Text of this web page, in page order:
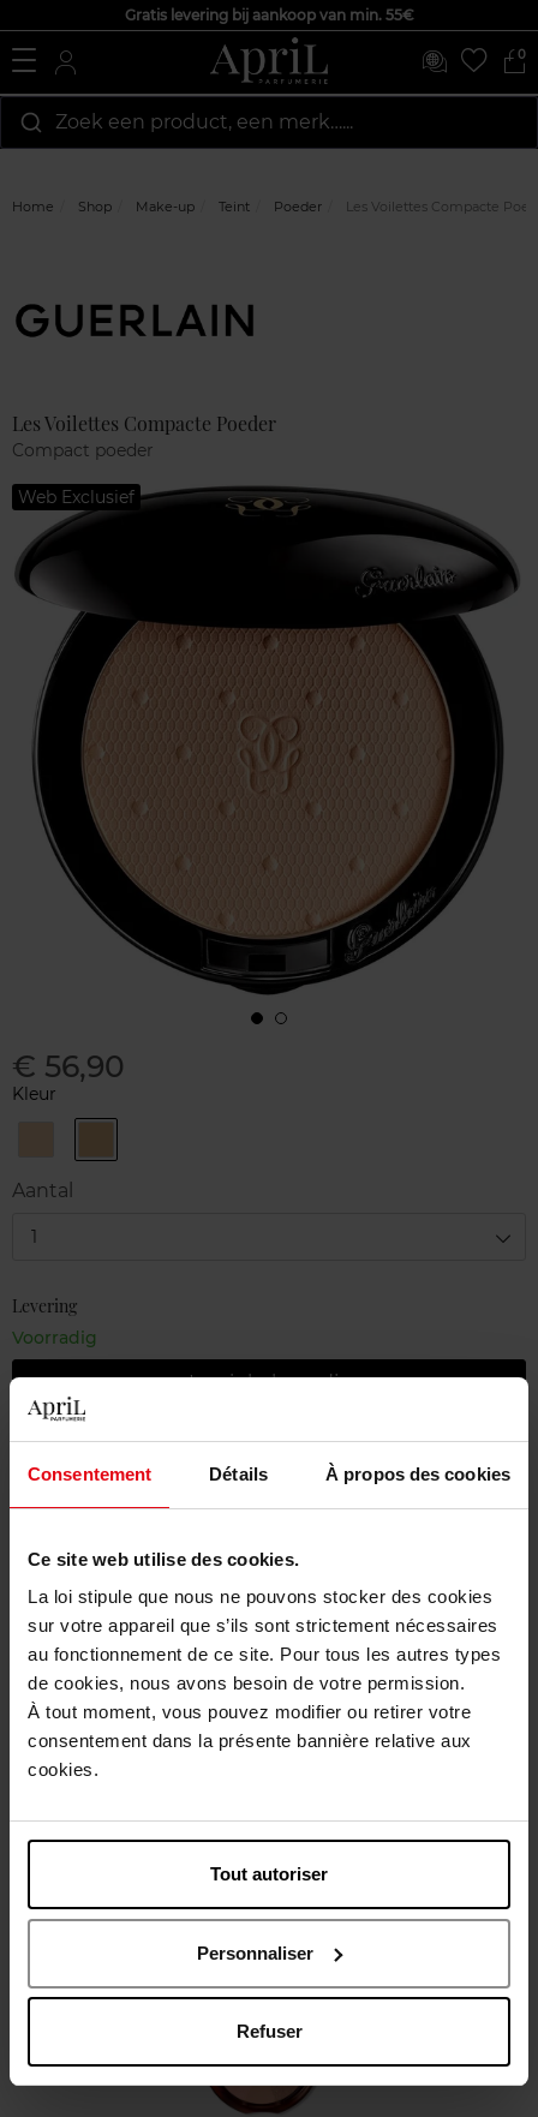
Consentement Détails À propos des cookies
Ce site web utilise des cookies.
La loi stipule que nous ne pouvons stocker des cookies
sur votre appareil que s’ils sont strictement nécessaires
au fonctionnement de ce site. Pour tous les autres types
de cookies, nous avons besoin de votre permission.
À tout moment, vous pouvez modifier ou retirer votre
consentement dans la présente bannière relative aux
cookies.
Tout autoriser
Personnaliser
Refuser
Gratis levering bij aankoop van min. 55€
0
Zoek een product, een merk…...
Home Shop Make-up Teint Poeder Les Voilettes Compacte
Les Voilettes Compacte Poeder
Compact poeder
Web Exclusief
€ 56,90
Kleur
Light
-
Aantal
1
Levering
Voorradig
In winkelmandje
Beschrijving
Karakteristieken
Review Beleid inzake klantbeoordelingen
Nog iets vergeten ?